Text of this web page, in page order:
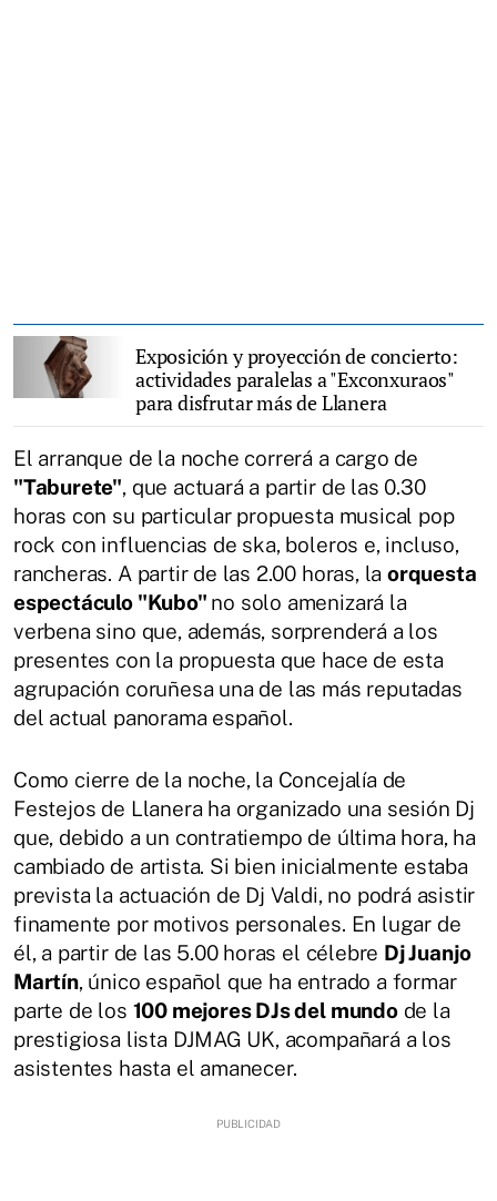
Exposición y proyección de concierto:
actividades paralelas a "Exconxuraos"
para disfrutar más de Llanera
El arranque de la noche correrá a cargo de
"Taburete", que actuará a partir de las 0.30
horas con su particular propuesta musical pop
rock con influencias de ska, boleros e, incluso,
rancheras. A partir de las 2.00 horas, laorquesta
espectáculo "Kubo" no solo amenizará la
verbena sino que, además, sorprenderá a los
presentes con la propuesta que hace de esta
agrupación coruñesa una de las más reputadas
del actual panorama español.
Como cierre de la noche, la Concejalía de
Festejos de Llanera ha organizado una sesión Dj
que, debido a un contratiempo de última hora, ha
cambiado de artista. Si bien inicialmente estaba
prevista la actuación de Dj Valdi, no podrá asistir
finamente por motivos personales. En lugar de
él, a partir de las 5.00 horas el célebre Dj Juanjo
Martín, único español que ha entrado a formar
parte de los 100 mejores DJs del mundode la
prestigiosa lista DJMAG UK, acompañará a los
asistentes hasta el amanecer.